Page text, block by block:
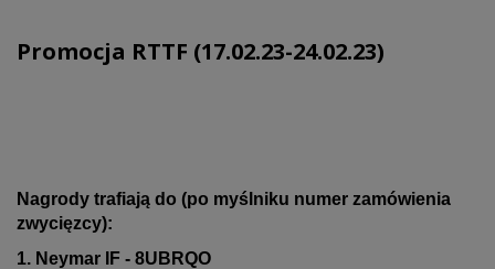
Promocja RTTF (17.02.23-24.02.23)
Nagrody trafiają do (po myślniku numer zamówienia
zwycięzcy):
1. Neymar IF - 8UBRQO